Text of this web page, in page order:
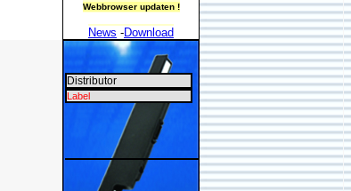
Webbrowser updaten !
News -Download
Distributor
Label